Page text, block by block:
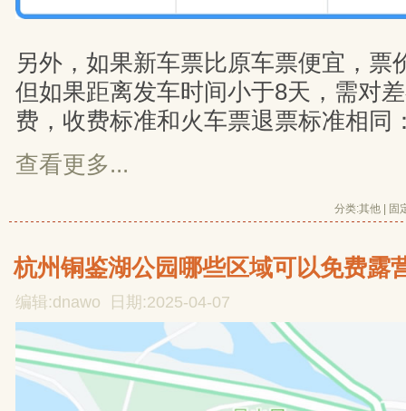
另外，如果新车票比原车票便宜，票
但如果距离发车时间小于8天，需对
费，收费标准和火车票退票标准相同
查看更多...
分类:其他 固
杭州铜鉴湖公园哪些区域可以免费露
编辑:dnawo 日期:2025-04-07